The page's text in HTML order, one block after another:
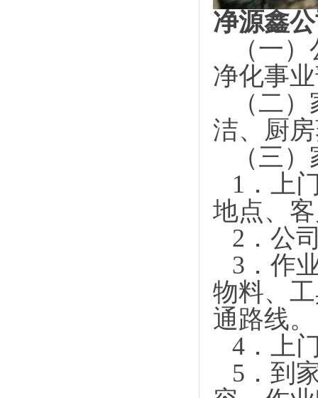
净源鑫
（一）
净化事
（二）
洁、厨房
（三）
1． 上
地点、
2． 公
3． 作
物料、
通路线。
4． 上
5． 到